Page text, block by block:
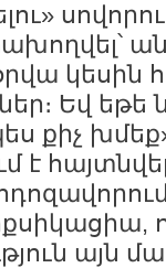
կեսին
Եվ եթե
խմեք»
է
այն